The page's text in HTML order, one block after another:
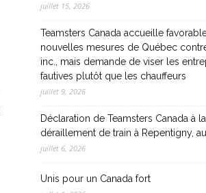
juillet 15, 2026
Teamsters Canada accueille
nouvelles mesures de Québec
inc., mais demande de viser les
fautives plutôt que les chauffeurs
juillet 9, 2026
Déclaration de Teamsters Canada à
déraillement de train à Repentigny,
juillet 6, 2026
Unis pour un Canada fort